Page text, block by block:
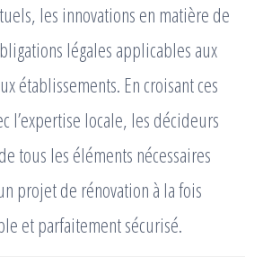
les innovations en matière de
légales applicables aux
établissements. En croisant ces
l’expertise locale, les décideurs
tous les éléments nécessaires
projet de rénovation à la fois
et parfaitement sécurisé.